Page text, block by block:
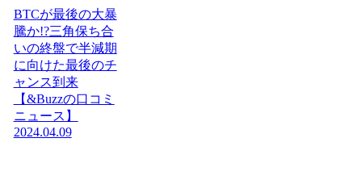
BTCが最後の大暴
騰か!?三角保ち合
いの終盤で半減期
に向けた最後のチ
ャンス到来
【&Buzzの口コミ
ニュース】
2024.04.09